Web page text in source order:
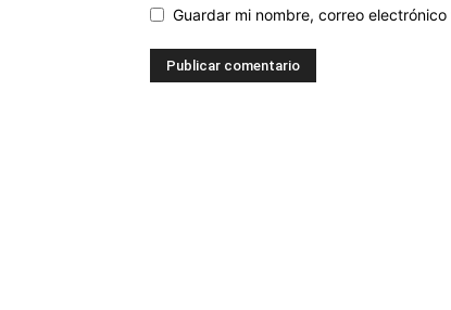
Guardar mi nombre, correo